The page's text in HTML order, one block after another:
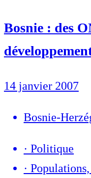
Bosnie : des
14 janvier 2007
Bosnie-
· Politique
·